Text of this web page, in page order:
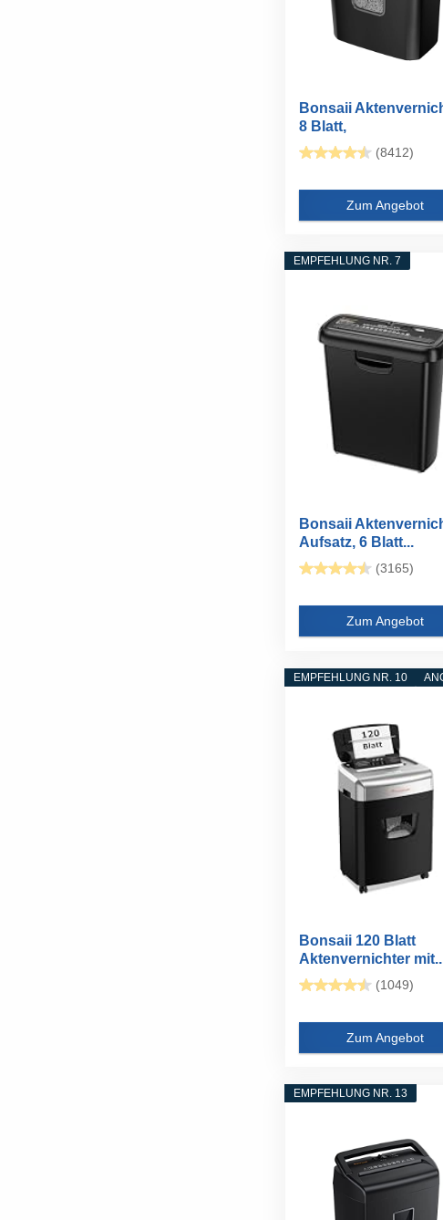
Bonsaii
8 Blatt,
Papierschredder...
(8412)
Zum Angebot
EMPFEHLUNG NR. 7
Bonsaii
Aufsatz, 6 Blatt...
(3165)
Zum Angebot
EMPFEHLUNG NR. 10
Bonsaii 120 Blatt
Aktenvernichter
(1049)
Zum Angebot
EMPFEHLUNG NR. 13